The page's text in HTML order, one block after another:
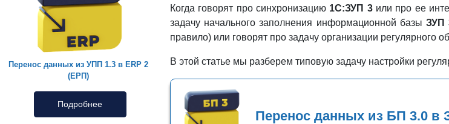
Перенос данных из УПП 1.3 в ERP 2
(ЕРП)
Подробнее
Когда говорят про синхронизацию 1С:ЗУП 3или про ее
задачу начального заполнения информационной базы ЗУП
правило) или говорят про задачу организации регулярного
В этой статье мы разберем типовую задачу настройки
Перенос данных из БП 3.0 в